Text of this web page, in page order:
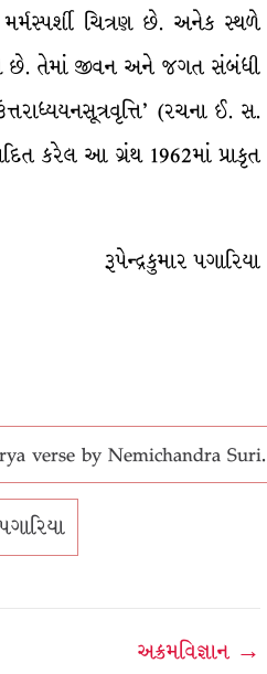
ચિત્રણ છે. અનેક સ્થળે
છે. તેમાં જીવન અને જગત સંબંધી
(રચના ઈ. સ.
કરેલ આ ગ્રંથ 1962માં પ્રાકૃત
રૂપેન્દ્રકુમાર પગારિયા
verse by Nemichandra Suri.
અક્રમવિજ્ઞાન →